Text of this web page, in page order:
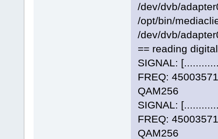
/dev/dvb/
/opt/bin/
/dev/dvb/
== reading
SIGNAL:
FREQ:
QAM256
SIGNAL:
FREQ:
QAM256